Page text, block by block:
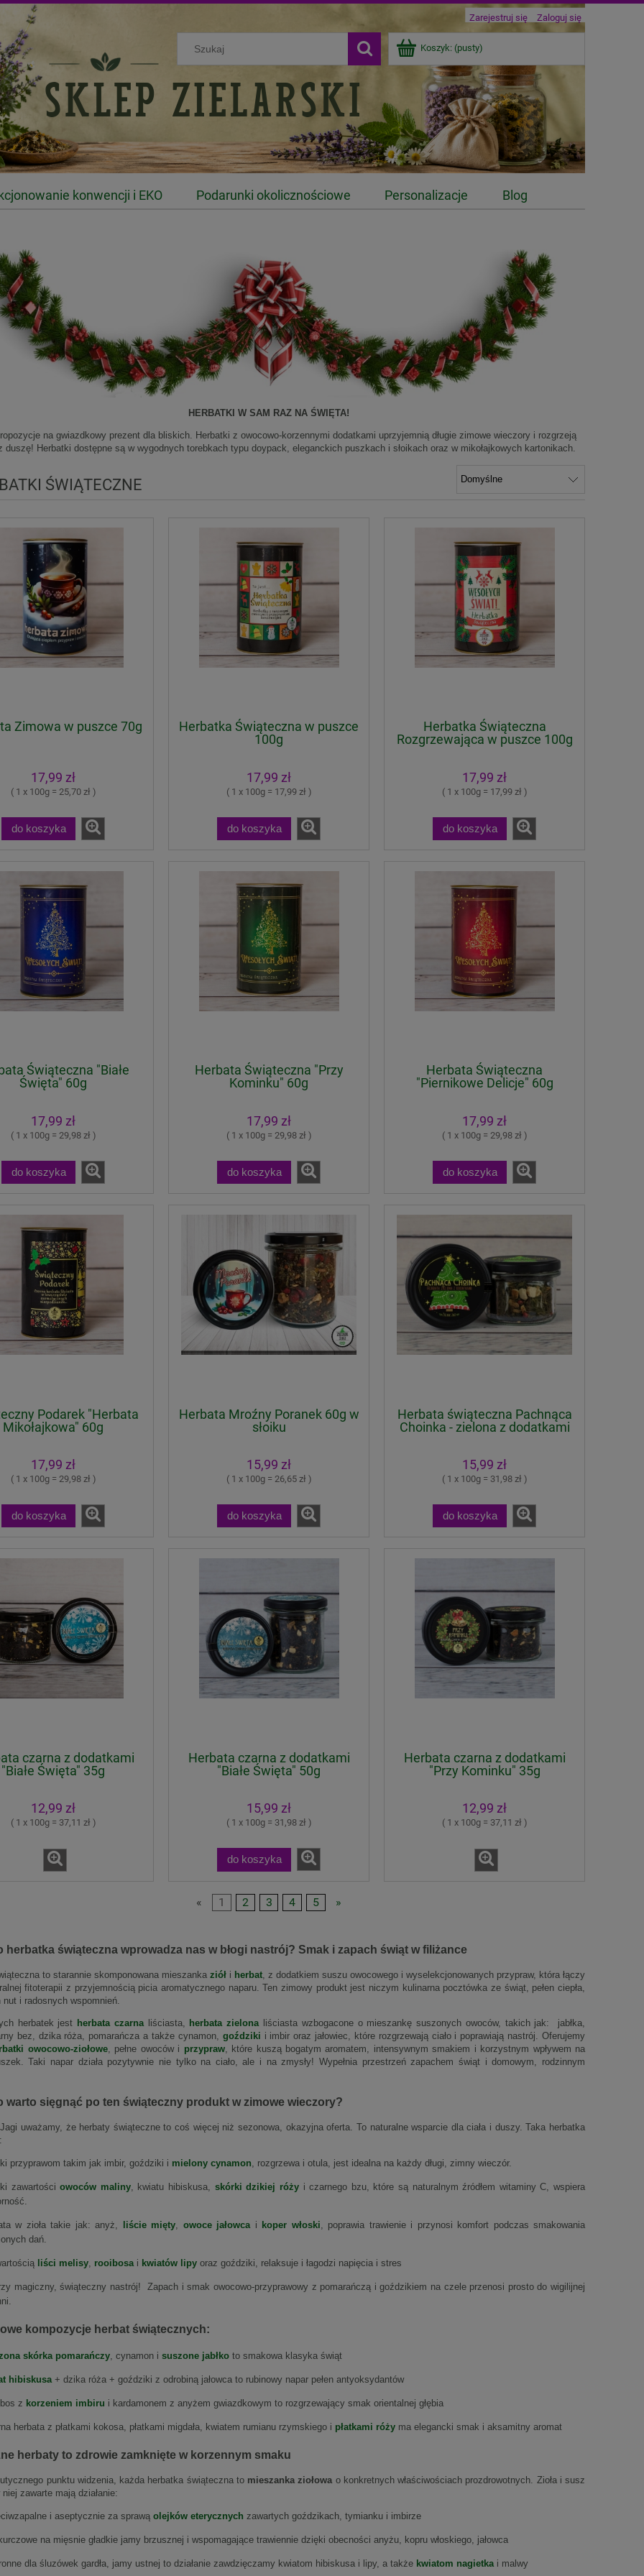
Zarejestruj się Zaloguj się
Koszyk: (pusty)
konwencji i EKO Podarunki okolicznościowe Personalizacje Blog
HERBATKI W SAM RAZ NA ŚWIĘTA!
na gwiazdkowy prezent dla bliskich. Herbatki z owocowo-korzennymi dodatkami uprzyjemnią długie zimowe wieczory i rozgrzeją
duszę! Herbatki dostępne są w wygodnych torebkach typu doypack, eleganckich puszkach i słoikach oraz w mikołajkowych kartonikach.
ŚWIĄTECZNE
Zimowa w puszce 70g
17,99 zł
( 1 x 100g = 25,70 zł )
do koszyka
Herbatka Świąteczna w puszce
100g
17,99 zł
( 1 x 100g = 17,99 zł )
do koszyka
Herbatka Świąteczna
Rozgrzewająca w puszce 100g
17,99 zł
( 1 x 100g = 17,99 zł )
do koszyka
Świąteczna "Białe
Święta" 60g
17,99 zł
( 1 x 100g = 29,98 zł )
do koszyka
Herbata Świąteczna "Przy
Kominku" 60g
17,99 zł
( 1 x 100g = 29,98 zł )
do koszyka
Herbata Świąteczna
"Piernikowe Delicje" 60g
17,99 zł
( 1 x 100g = 29,98 zł )
do koszyka
Podarek "Herbata
Mikołajkowa" 60g
17,99 zł
( 1 x 100g = 29,98 zł )
do koszyka
Herbata Mroźny Poranek 60g w
słoiku
15,99 zł
( 1 x 100g = 26,65 zł )
do koszyka
Herbata świąteczna Pachnąca
Choinka - zielona z dodatkami
15,99 zł
( 1 x 100g = 31,98 zł )
do koszyka
czarna z dodatkami
"Białe Święta" 35g
12,99 zł
( 1 x 100g = 37,11 zł )
Herbata czarna z dodatkami
"Białe Święta" 50g
15,99 zł
( 1 x 100g = 31,98 zł )
do koszyka
Herbata czarna z dodatkami
"Przy Kominku" 35g
12,99 zł
( 1 x 100g = 37,11 zł )
« 1 2 3 4 5 »
herbatka świąteczna wprowadza nas w błogi nastrój? Smak i zapach świąt w filiżance
to starannie skomponowana mieszanka ziół i herbat , z dodatkiem suszu owocowego i wyselekcjonowanych przypraw, która łączy
fitoterapii z przyjemnością picia aromatycznego naparu. Ten zimowy produkt jest niczym kulinarna pocztówka ze świąt, pełen ciepła,
i radosnych wspomnień.
herbatek jest herbata czarnaliściasta, herbata zielona liściasta wzbogacone o mieszankę suszonych owoców, takich jak: jabłka,
bez, dzika róża, pomarańcza a także cynamon, goździki i imbir oraz jałowiec, które rozgrzewają ciało i poprawiają nastrój. Oferujemy
owocowo-ziołowe, pełne owoców i przypraw, które kuszą bogatym aromatem, intensywnym smakiem i korzystnym wpływem na
Taki napar działa pozytywnie nie tylko na ciało, ale i na zmysły! Wypełnia przestrzeń zapachem świąt i domowym, rodzinnym
warto sięgnąć po ten świąteczny produkt w zimowe wieczory?
uważamy, że herbaty świąteczne to coś więcej niż sezonowa, okazyjna oferta. To naturalne wsparcie dla ciała i duszy. Taka herbatka
przyprawom takim jak imbir, goździki i mielony cynamon, rozgrzewa i otula, jest idealna na każdy długi, zimny wieczór.
zawartościowoców maliny, kwiatu hibiskusa, skórki dzikiej różyi czarnego bzu, które są naturalnym źródłem witaminy C, wspiera
w zioła takie jak: anyż, liście mięty, owoce jałowcai koper włoski, poprawia trawienie i przynosi komfort podczas smakowania
dań.
liści melisy, rooibosai kwiatów lipy oraz goździki, relaksuje i łagodzi napięcia i stres
magiczny, świąteczny nastrój! Zapach i smak owocowo-przyprawowy z pomarańczą i goździkiem na czele przenosi prosto do wigilijnej
kompozycje herbat świątecznych:
skórka pomarańczy , cynamon i suszone jabłko to smakowa klasyka świąt
hibiskusa + dzika róża + goździki z odrobiną jałowca to rubinowy napar pełen antyoksydantów
z korzeniem imbiru i kardamonem z anyżem gwiazdkowym to rozgrzewający smak orientalnej głębia
herbata z płatkami kokosa, płatkami migdała, kwiatem rumianu rzymskiego i płatkami róży ma elegancki smak i aksamitny aromat
herbaty to zdrowie zamknięte w korzennym smaku
punktu widzenia, każda herbatka świąteczna to mieszanka ziołowa o konkretnych właściwościach prozdrowotnych. Zioła i susz
zawarte mają działanie:
i aseptycznie za sprawą olejków eterycznych zawartych goździkach, tymianku i imbirze
na mięsnie gładkie jamy brzusznej i wspomagające trawiennie dzięki obecności anyżu, kopru włoskiego, jałowca
dla śluzówek gardła, jamy ustnej to działanie zawdzięczamy kwiatom hibiskusa i lipy, a także kwiatom nagietka i malwy